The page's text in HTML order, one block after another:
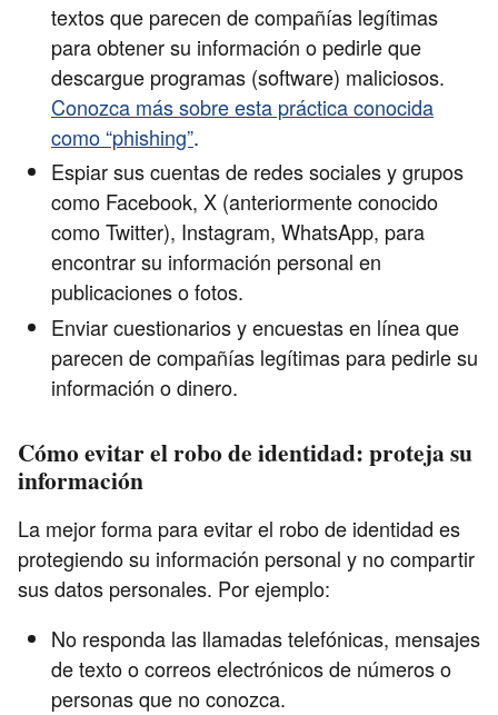
textos que parecen de compañías legítimas
para obtener su información o pedirle que
descargue programas (software) maliciosos.
Conozca más sobre esta práctica conocida
como “phishing”.
Espiar sus cuentas de redes sociales y grupos
como Facebook, X (anteriormente conocido
como Twitter), Instagram, WhatsApp, para
encontrar su información personal en
publicaciones o fotos.
Enviar cuestionarios y encuestas en línea que
parecen de compañías legítimas para pedirle su
información o dinero.
Cómo evitar el robo de identidad: proteja su
información
La mejor forma para evitar el robo de identidad es
protegiendo su información personal y no compartir
sus datos personales. Por ejemplo:
No responda las llamadas telefónicas, mensajes
de texto o correos electrónicos de números o
personas que no conozca.